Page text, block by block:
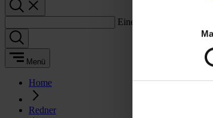
Einen Suchbegriff
Menü
Home
Redner